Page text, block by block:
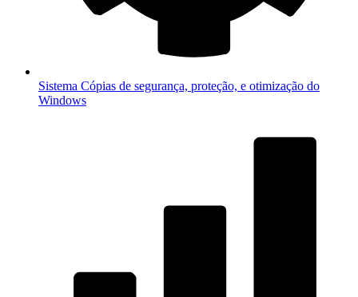
Sistema Cópias de segurança, proteção, e otimização do
Windows